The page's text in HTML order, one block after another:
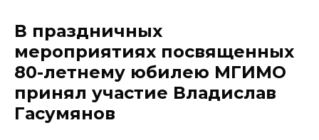
В праздничных
мероприятиях посвященных
80-летнему юбилею МГИМО
принял участие Владислав
Гасумянов